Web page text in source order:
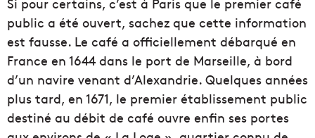
public a été ouvert, sachez que cette information
est fausse. Le café a officiellement débarqué en
France en 1644 dans le port de Marseille, à bord
d’un navire venant d’Alexandrie. Quelques années
plus tard, en 1671, le premier établissement public
destiné au débit de café ouvre enfin ses portes